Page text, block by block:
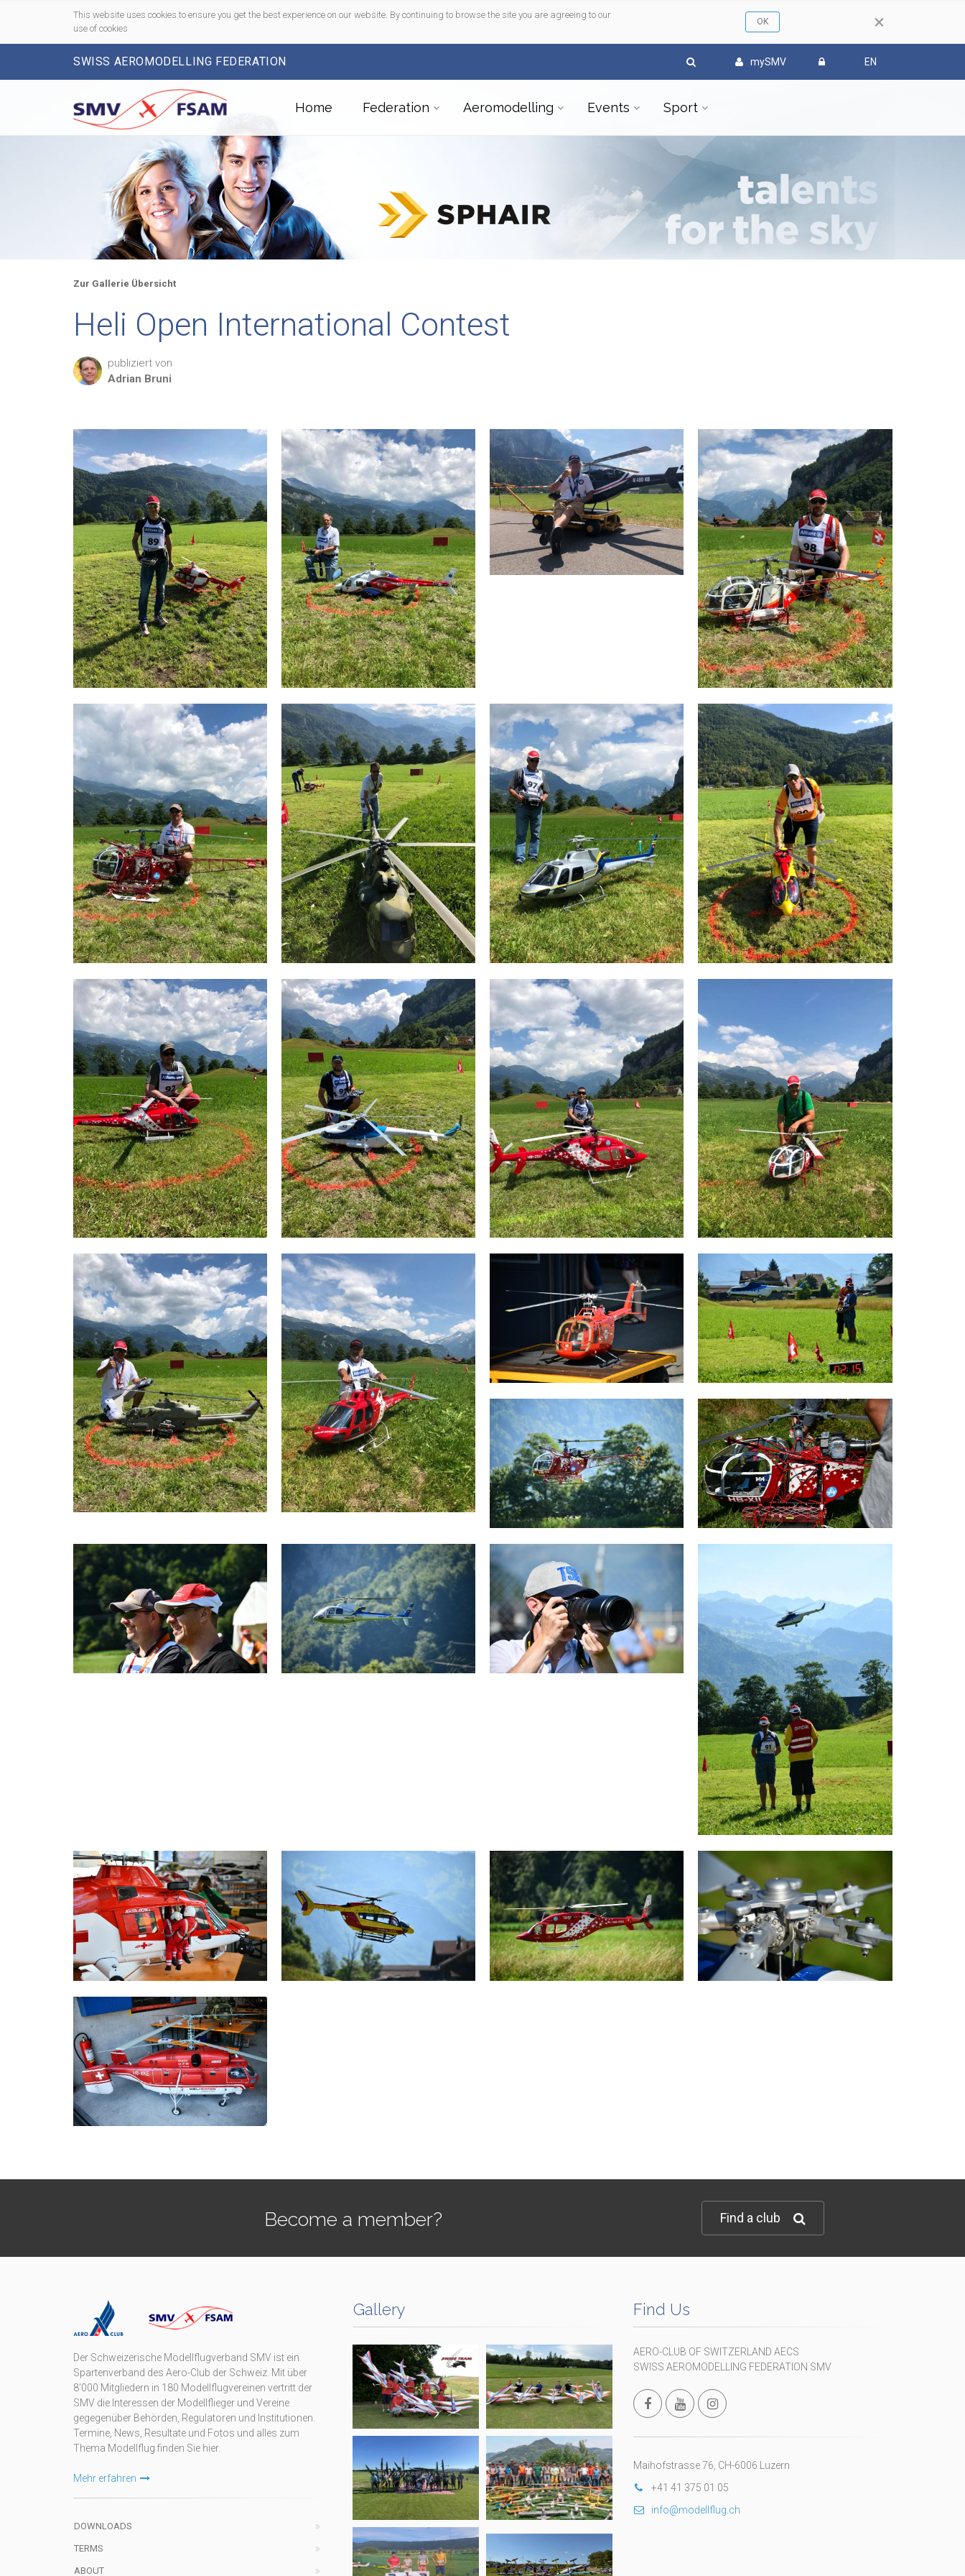
×
This website uses cookies to ensure you get the best experience on our website. By continuing to browse the site you are agreeing to our
use of cookies
SWISS AEROMODELLING FEDERATION mySMV EN
Home Federation Aeromodelling Events Sport
Zur Gallerie Übersicht
Heli Open International Contest
publiziert von
Adrian Bruni
Become a member? Find a club
Der Schweizerische Modellflugverband SMV ist ein
Spartenverband des Aero-Club der Schweiz. Mit über
8'000 Mitgliedern in 180 Modellflugvereinen vertritt der
SMV die Interessen der Modellflieger und Vereine
gegegenüber Behörden, Regulatoren und Institutionen.
Termine, News, Resultate und Fotos und alles zum
Thema Modellflug finden Sie hier.
Mehr erfahren
DOWNLOADS
TERMS
ABOUT
Gallery Find Us
AERO-CLUB OF SWITZERLAND AECS
SWISS AEROMODELLING FEDERATION SMV
Maihofstrasse 76, CH-6006 Luzern
+41 41 375 01 05
info@modellflug.ch